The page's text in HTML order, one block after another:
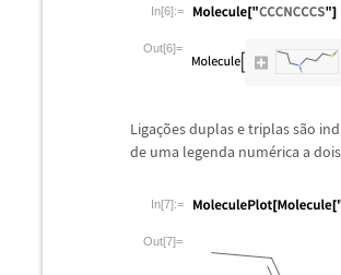
In[6]:=
Out[6]=
Ligações duplas e triplas são
de uma legenda numérica a
In[7]:=
Out[7]=